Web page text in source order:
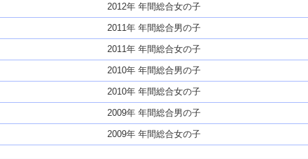
2012年 年間総合女の子
2011年 年間総合男の子
2011年 年間総合女の子
2010年 年間総合男の子
2010年 年間総合女の子
2009年 年間総合男の子
2009年 年間総合女の子